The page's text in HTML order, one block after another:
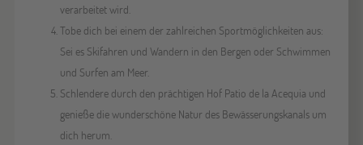
verarbeitet wird.
Tobe dich bei einem der zahlreichen Sportmöglichkeiten aus:
Sei es Skifahren und Wandern in den Bergen oder Schwimmen
und Surfen am Meer.
Schlendere durch den prächtigen Hof Patio de la Acequia und
genieße die wunderschöne Natur des Bewässerungskanals um
dich herum.